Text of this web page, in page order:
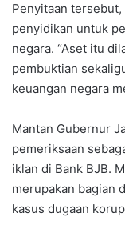
Penyitaan
penyidikan untuk
negara. “Aset itu
pembuktian
keuangan negara
Mantan Gubernur
pemeriksaan
iklan di Bank BJB.
merupakan bagian
kasus dugaan